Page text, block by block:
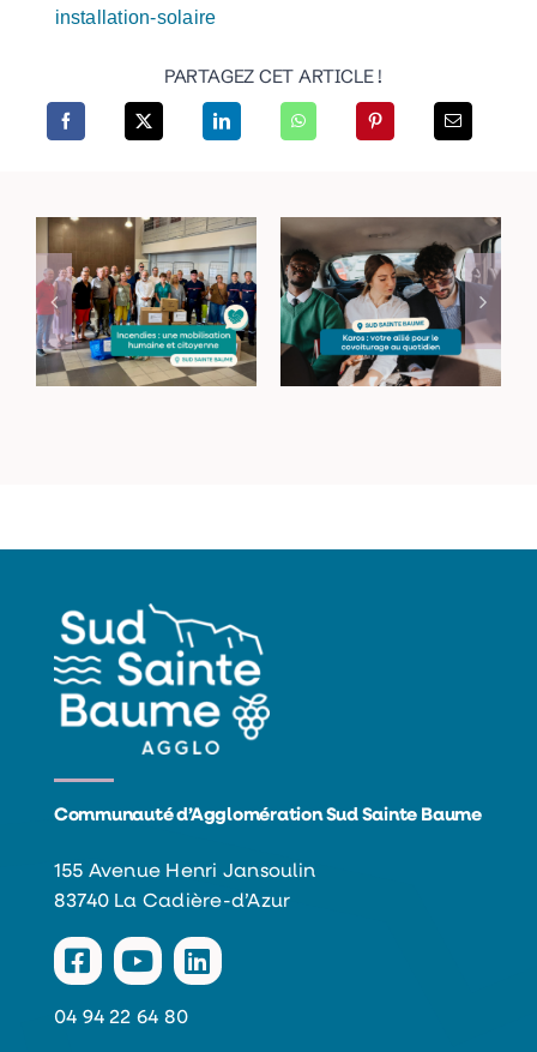
installation-solaire
PARTAGEZ CET ARTICLE !
Incendies dans le
Haut-Var : une
mobilisation
humaine et
citoyenne
Le covoiturage du
quotidien : simple
et économique
Communauté d’Agglomération Sud Sainte Baume
155 Avenue Henri Jansoulin
83740 La Cadière-d’Azur
04 94 22 64 80